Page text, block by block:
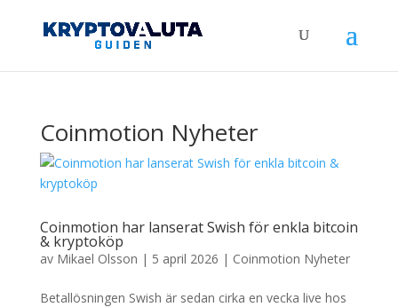
Coinmotion Nyheter
Coinmotion har lanserat Swish för enkla bitcoin
& kryptoköp
av Mikael Olsson | 5 april 2026 | Coinmotion Nyheter
Betallösningen Swish är sedan cirka en vecka live hos